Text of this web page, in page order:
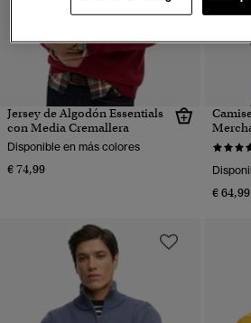
Jersey de Algodón Essentials
con Media Cremallera
Disponible en más colores
€ 74,99
€ 64,99